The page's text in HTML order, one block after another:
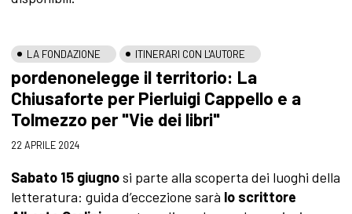
LA FONDAZIONE ITINERARI CON L'AUTORE
pordenonelegge il territorio: La
Chiusaforte per Pierluigi Cappello e a
Tolmezzo per "Vie dei libri"
22 APRILE 2024
Sabato 15 giugnosi parte alla scoperta dei luoghi della
letteratura: guida d’eccezione sarà lo scrittore